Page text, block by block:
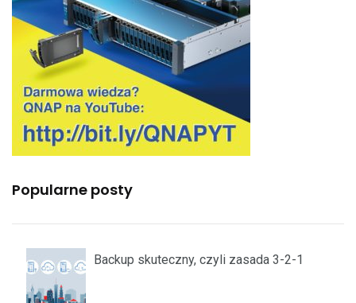
Popularne posty
Backup skuteczny, czyli zasada 3-2-1